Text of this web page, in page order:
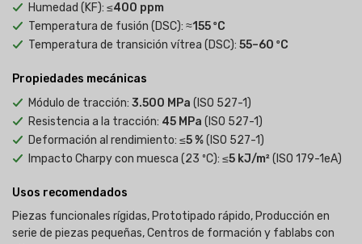
Humedad (KF): ≤400 ppm
Temperatura de fusión (DSC): ≈155 ºC
Temperatura de transición vítrea (DSC): 55–60 ºC
Propiedades mecánicas
Módulo de tracción: 3.500 MPa (ISO 527-1)
Resistencia a la tracción: 45 MPa (ISO 527-1)
Deformación al rendimiento: ≤5 %(ISO 527-1)
Impacto Charpy con muesca (23 ºC): ≤5 kJ/m²(ISO 179-1eA)
Usos recomendados
Piezas funcionales rígidas, Prototipado rápido, Producción en
serie de piezas pequeñas, Centros de formación y fablabs con